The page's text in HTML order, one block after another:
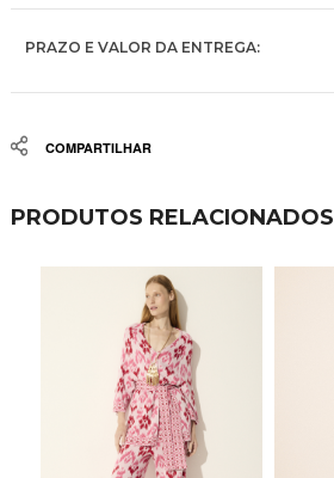
PRAZO E VALOR DA ENTREGA:
Share
PRODUTOS RELACIONADOS